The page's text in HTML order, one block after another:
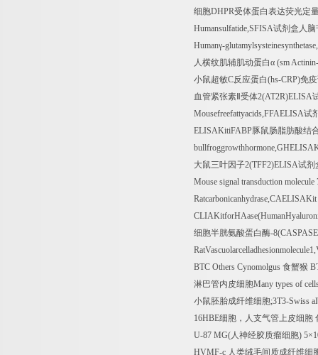
细胞DHPR受体蛋白表达荧光定
Humansulfatide,SFISA试剂盒人脑
Humanγ-glutamylsysteinesynthetase,
人横纹肌辅肌动蛋白α (sm Actinin-
小鼠超敏C反应蛋白(hs-CRP)免
血管紧张素Ⅱ受体2(AT2R)ELISA
Mousefreefattyacids,FFAELISA试
ELISAKitiFABP豚鼠肠脂肪酸结
大鼠三叶因子2(TFF2)ELISA试剂
Mouse signal transduction
Ratcarbonicanhydrase,CAELISAKit
细胞半胱氨酸蛋白酶-
BTC Others Cynomolgus 食蟹猴
淋巴管内皮细胞Many types of
小鼠胚胎成纤维细胞;3T3-Swiss
16HBE细胞，人支气管上皮细胞
U-87 MG(人神经胶质瘤细胞) 5×
HVMF-c 人类绒毛间质成纤维细